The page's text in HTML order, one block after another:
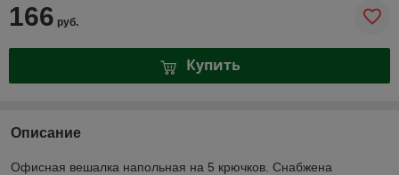
166 руб.
Купить
Описание
Офисная вешалка напольная на 5 крючков. Снабжена